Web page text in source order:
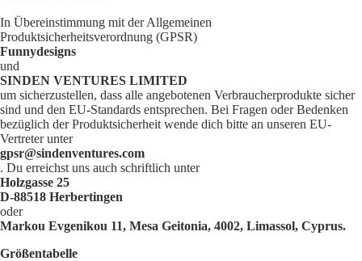
In Übereinstimmung mit der Allgemeinen
Produktsicherheitsverordnung (GPSR)
Funnydesigns
und
SINDEN VENTURES LIMITED
um sicherzustellen, dass alle angebotenen Verbraucherprodukte sicher
sind und den EU-Standards entsprechen. Bei Fragen oder Bedenken
bezüglich der Produktsicherheit wende dich bitte an unseren EU-
Vertreter unter
gpsr@sindenventures.com
. Du erreichst uns auch schriftlich unter
Holzgasse 25
D-88518 Herbertingen
oder
Markou Evgenikou 11, Mesa Geitonia, 4002, Limassol, Cyprus.
Größentabelle